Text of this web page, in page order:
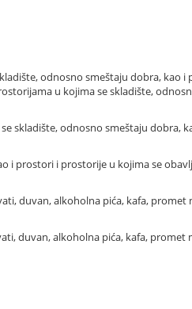
odnosno smeštaju dobra, kao
u kojima se skladište,
skladište, odnosno smeštaju dobra,
i prostori i prostorije u kojima se
duvan, alkoholna pića, kafa,
duvan, alkoholna pića, kafa,